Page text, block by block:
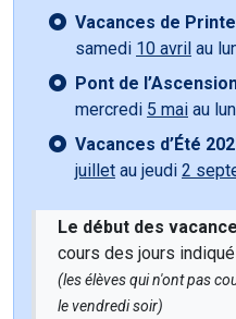
Vacances de
samedi 10 avril au
Pont de
mercredi 5 mai au
Vacances d’Été
juillet au jeudi 2
Le début des
cours des jours
(les élèves qui n'ont pas
le vendredi soir)